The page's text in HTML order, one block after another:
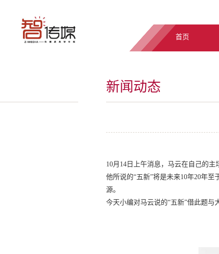
首页
新闻动态
10月14日上午消息，马云在自己的
他所说的“五新”将是未来10年20年
源。
今天小编对马云说的“五新”借此题